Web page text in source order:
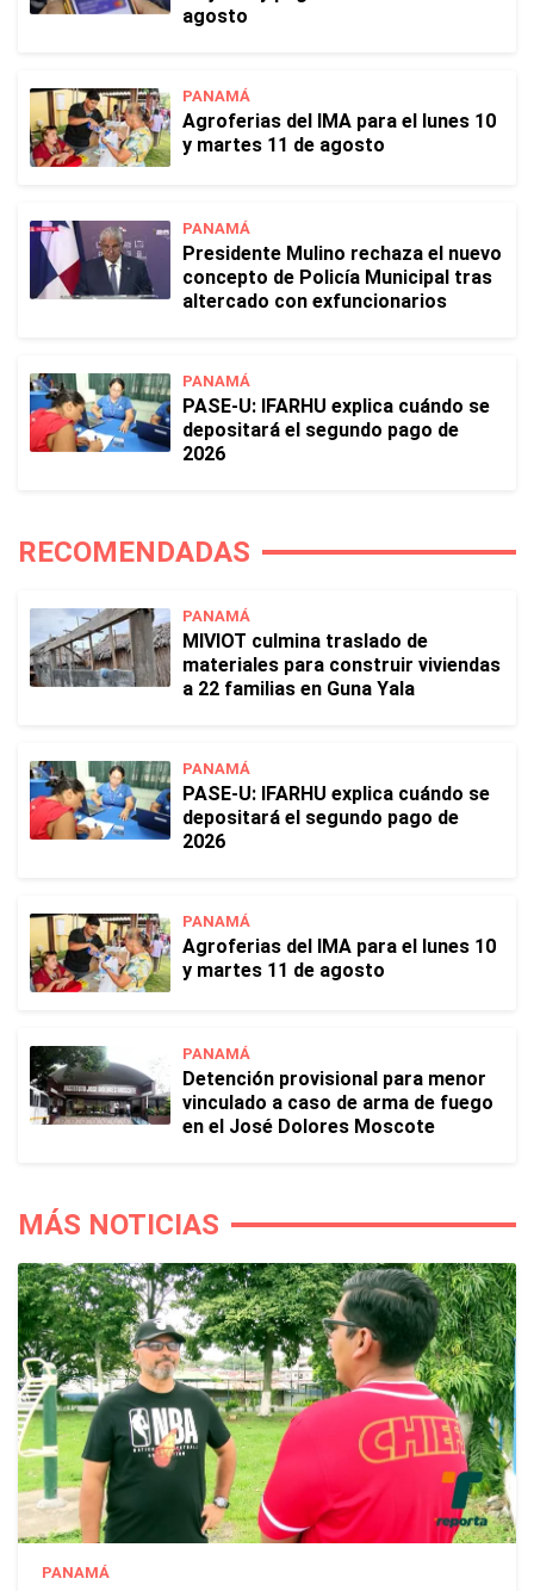
agosto
PANAMÁ
Agroferias del IMA para el lunes 10
y martes 11 de agosto
PANAMÁ
Presidente Mulino rechaza el nuevo
concepto de Policía Municipal tras
altercado con exfuncionarios
PANAMÁ
PASE-U: IFARHU explica cuándo se
depositará el segundo pago de
2026
RECOMENDADAS
PANAMÁ
MIVIOT culmina traslado de
materiales para construir viviendas
a 22 familias en Guna Yala
PANAMÁ
PASE-U: IFARHU explica cuándo se
depositará el segundo pago de
2026
PANAMÁ
Agroferias del IMA para el lunes 10
y martes 11 de agosto
PANAMÁ
Detención provisional para menor
vinculado a caso de arma de fuego
en el José Dolores Moscote
MÁS NOTICIAS
PANAMÁ